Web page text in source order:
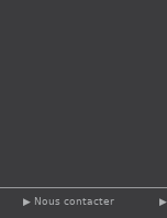
Nous contacter